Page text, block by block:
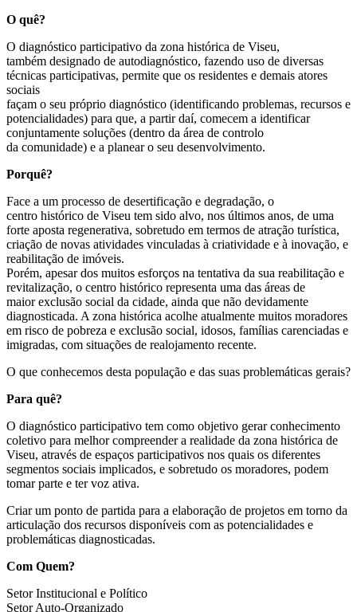
O quê?
O diagnóstico participativo da zona histórica de Viseu,
também designado de autodiagnóstico, fazendo uso de diversas
técnicas participativas, permite que os residentes e demais atores
sociais
façam o seu próprio diagnóstico (identificando problemas, recursos e
potencialidades) para que, a partir daí, comecem a identificar
conjuntamente soluções (dentro da área de controlo
da comunidade) e a planear o seu desenvolvimento.
Porquê?
Face a um processo de desertificação e degradação, o
centro histórico de Viseu tem sido alvo, nos últimos anos, de uma
forte aposta regenerativa, sobretudo em termos de atração turística,
criação de novas atividades vinculadas à criatividade e à inovação, e
reabilitação de imóveis.
Porém, apesar dos muitos esforços na tentativa da sua reabilitação e
revitalização, o centro histórico representa uma das áreas de
maior exclusão social da cidade, ainda que não devidamente
diagnosticada. A zona histórica acolhe atualmente muitos moradores
em risco de pobreza e exclusão social, idosos, famílias carenciadas e
imigradas, com situações de realojamento recente.
O que conhecemos desta população e das suas problemáticas gerais?
Para quê?
O diagnóstico participativo tem como objetivo gerar conhecimento
coletivo para melhor compreender a realidade da zona histórica de
Viseu, através de espaços participativos nos quais os diferentes
segmentos sociais implicados, e sobretudo os moradores, podem
tomar parte e ter voz ativa.
Criar um ponto de partida para a elaboração de projetos em torno da
articulação dos recursos disponíveis com as potencialidades e
problemáticas diagnosticadas.
Com Quem?
Setor Institucional e Político
Setor Auto-Organizado